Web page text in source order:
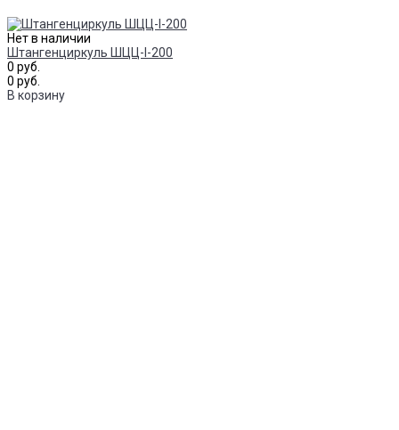
Нет в наличии
Штангенциркуль ШЦЦ-I-200
0 руб.
0 руб.
В корзину